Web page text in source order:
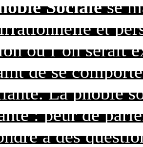
Socialese
et
où l’on serait
de se
La phobie
: peur de
à des